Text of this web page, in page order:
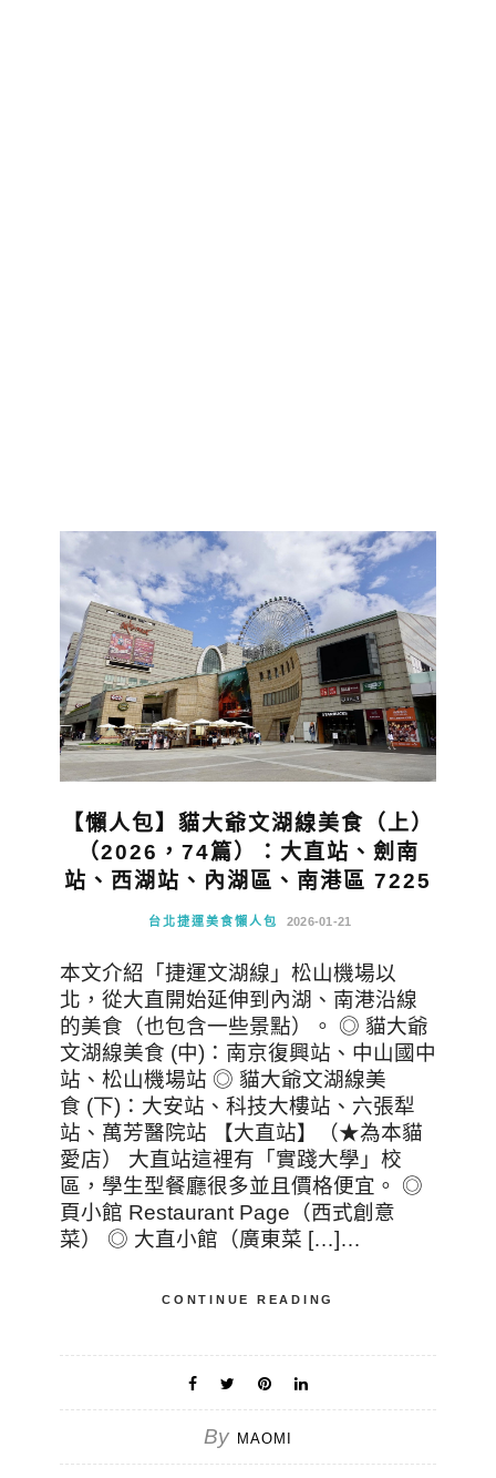
【懶人包】貓大爺文湖線美食（上）
（2026，74篇）：大直站、劍南
站、西湖站、內湖區、南港區 7225
台北捷運美食懶人包 2026-01-21
本文介紹「捷運文湖線」松山機場以
北，從大直開始延伸到內湖、南港沿線
的美食（也包含一些景點）。 ◎ 貓大爺
文湖線美食 (中)：南京復興站、中山國中
站、松山機場站 ◎ 貓大爺文湖線美
食 (下)：大安站、科技大樓站、六張犁
站、萬芳醫院站 【大直站】（★為本貓
愛店） 大直站這裡有「實踐大學」校
區，學生型餐廳很多並且價格便宜。 ◎
頁小館 Restaurant Page（西式創意
菜） ◎ 大直小館（廣東菜 […]…
CONTINUE READING
By MAOMI